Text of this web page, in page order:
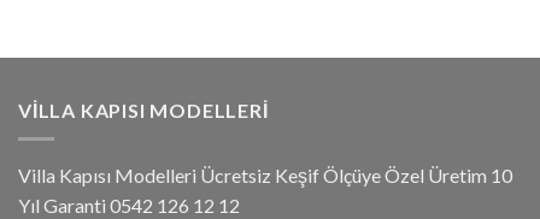
VILLA KAPISI MODELLERI
Villa Kapısı Modelleri Ücretsiz Keşif Ölçüye Özel Üretim 10
Yıl Garanti 0542 126 12 12